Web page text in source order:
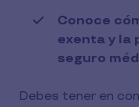
Conoce
exenta y la
seguro
Debes tener en